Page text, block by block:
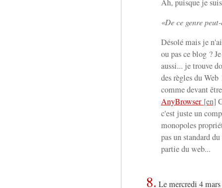
Ah, puisque je
De ce genre
Désolé mais je
ou pas ce blog ?
aussi... je trouve
des règles du
comme devant
AnyBrowser
c'est juste un
monopoles
pas un standard
partie du web...
8. Le mercredi 4